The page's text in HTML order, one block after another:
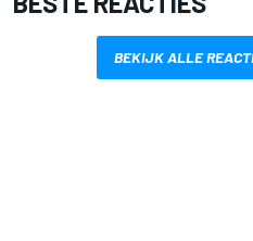
BEKIJK ALLE